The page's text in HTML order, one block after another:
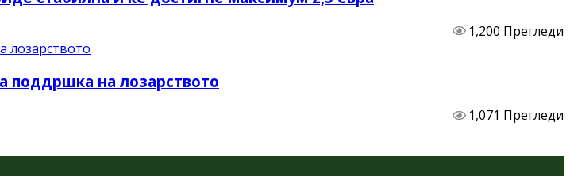
1,200 Прегледи
поддршка на лозарството
1,071 Прегледи